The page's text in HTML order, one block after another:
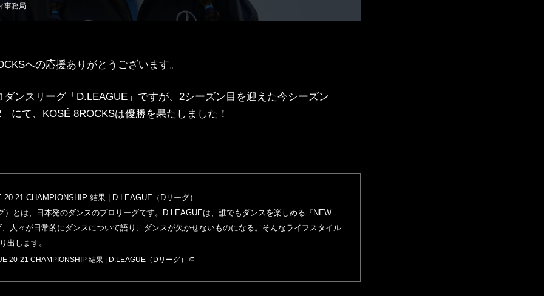
● バレーボール
事務局
への応援ありがとうございます。
ダンスリーグ「D.LEAGUE」ですが、2シーズン目を迎えた今シーズン
にて、KOSÉ 8ROCKSは優勝を果たしました！
21 ​CHAMPIONSHIP 結果 | D.LEAGUE（Dリーグ）
）とは、日本発のダンスのプロリーグです。D.LEAGUEは、誰でもダンスを楽しめる『NEW
人々が日常的にダンスについて語り、ダンスが欠かせないものになる。そんなライフスタイル
出します。
20-21 ​CHAMPIONSHIP 結果 | D.LEAGUE（Dリーグ）